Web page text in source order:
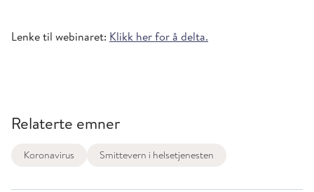
Lenke til webinaret: Klikk her for å delta.
Relaterte emner
Koronavirus Smittevern i helsetjenesten